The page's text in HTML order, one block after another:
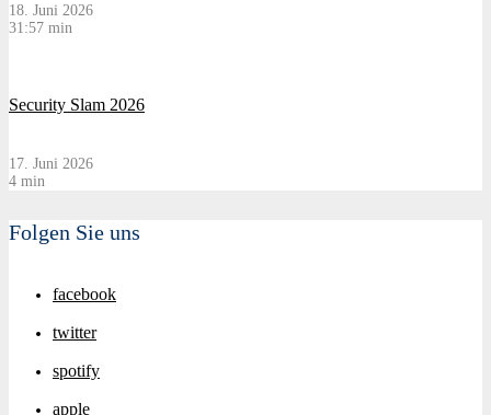
18. Juni 2026
31:57 min
Security Slam 2026
17. Juni 2026
4 min
Folgen Sie uns
facebook
twitter
spotify
apple